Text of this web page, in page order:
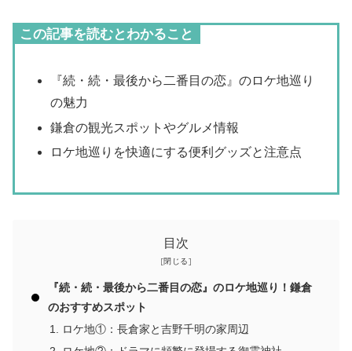
この記事を読むとわかること
『続・続・最後から二番目の恋』のロケ地巡り
の魅力
鎌倉の観光スポットやグルメ情報
ロケ地巡りを快適にする便利グッズと注意点
目次
『続・続・最後から二番目の恋』のロケ地巡り！鎌倉
のおすすめスポット
ロケ地①：長倉家と吉野千明の家周辺